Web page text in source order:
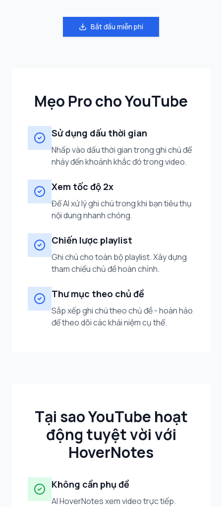
Bắt đầu miễn phí
Mẹo Pro cho YouTube
Sử dụng dấu thời gian
Nhấp vào dấu thời gian trong ghi chú để
nhảy đến khoảnh khắc đó trong video.
Xem tốc độ 2x
Để AI xử lý ghi chú trong khi bạn tiêu thụ
nội dung nhanh chóng.
Chiến lược playlist
Ghi chú cho toàn bộ playlist. Xây dựng
tham chiếu chủ đề hoàn chỉnh.
Thư mục theo chủ đề
Sắp xếp ghi chú theo chủ đề - hoàn hảo
để theo dõi các khái niệm cụ thể.
Tại sao YouTube hoạt
động tuyệt vời với
HoverNotes
Không cần phụ đề
AI HoverNotes xem video trực tiếp.